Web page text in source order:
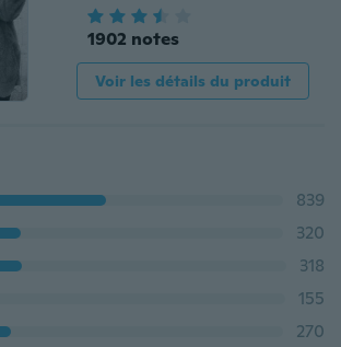
1902 notes
Voir les détails du produit
839
320
318
155
270